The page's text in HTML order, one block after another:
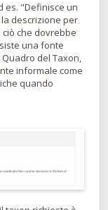
es. "Definisce un
descrizione per
che dovrebbe
una fonte
del Taxon,
informale come
quando